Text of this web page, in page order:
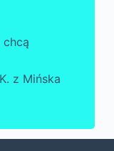
z Mińska